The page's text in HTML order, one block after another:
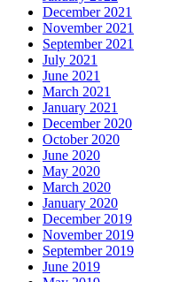
December 2021
November 2021
September 2021
July 2021
June 2021
March 2021
January 2021
December 2020
October 2020
June 2020
May 2020
March 2020
January 2020
December 2019
November 2019
September 2019
June 2019